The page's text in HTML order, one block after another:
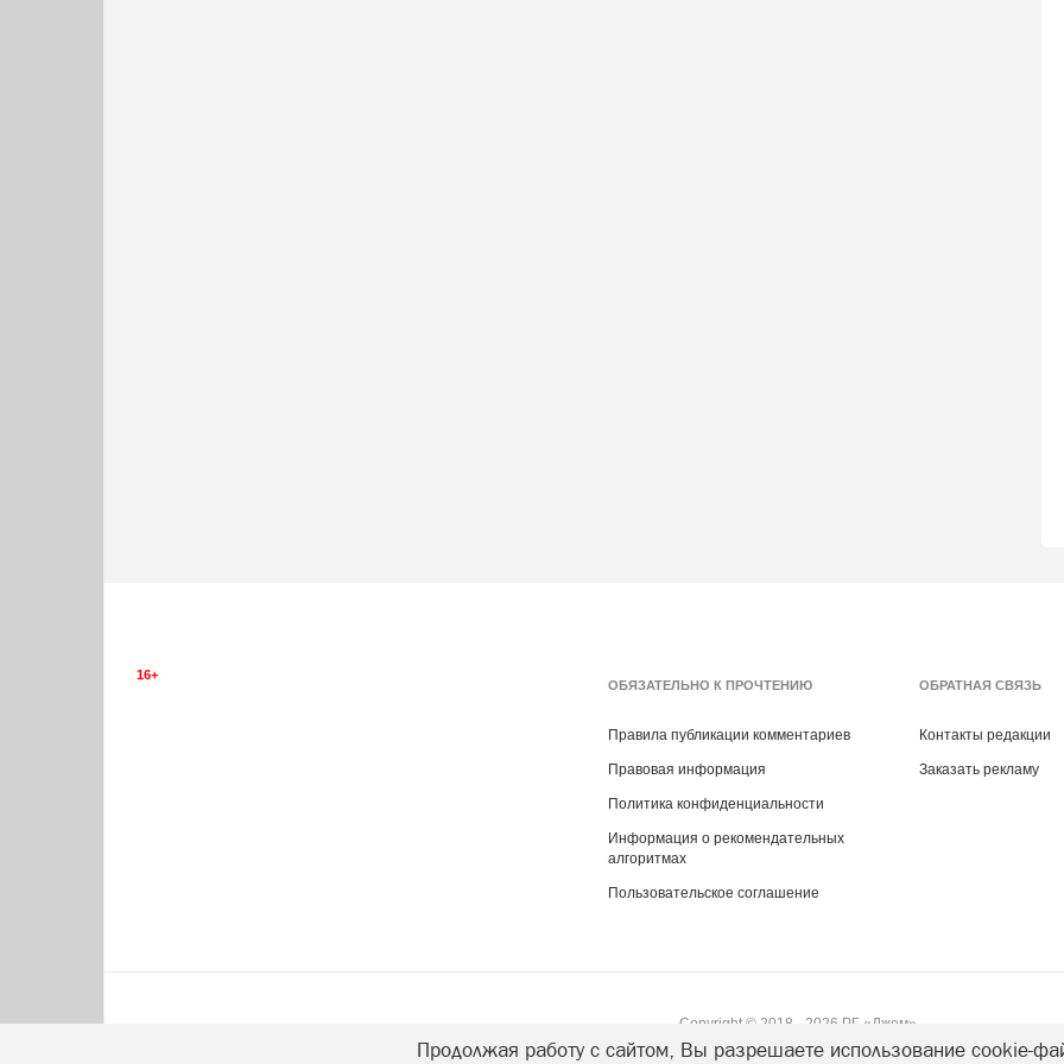
16+
ОБЯЗАТЕЛЬНО К ПРОЧТЕНИЮ
Правила публикации комментариев
Правовая информация
Политика конфиденциальности
Информация о рекомендательных
алгоритмах
Пользовательское соглашение
ОБРАТНАЯ СВЯЗЬ
Контакты редакции
Заказать рекламу
Copyright © 2018 - 2026 РГ «Джем»
Продолжая работу с сайтом, Вы разрешаете использование cookie-